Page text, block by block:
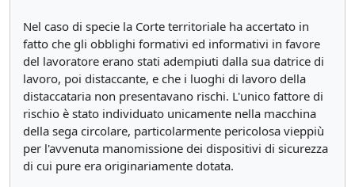
Nel caso di specie la Corte territoriale ha accertato in
fatto che gli obblighi formativi ed informativi in favore
del lavoratore erano stati adempiuti dalla sua datrice di
lavoro, poi distaccante, e che i luoghi di lavoro della
distaccataria non presentavano rischi. L'unico fattore di
rischio è stato individuato unicamente nella macchina
della sega circolare, particolarmente pericolosa vieppiù
per l'avvenuta manomissione dei dispositivi di sicurezza
di cui pure era originariamente dotata.